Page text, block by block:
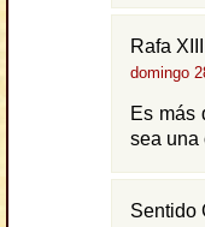
Rafa XIII
domingo
Es más
sea una
Sentido